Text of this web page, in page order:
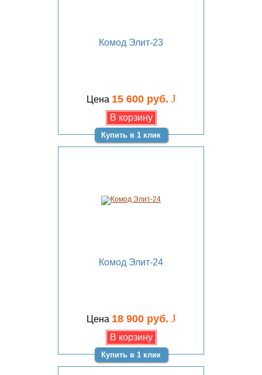
Комод Элит-23
Цена 15 600 руб. J
Купить в 1 клик
Комод Элит-24
Цена 18 900 руб. J
Купить в 1 клик